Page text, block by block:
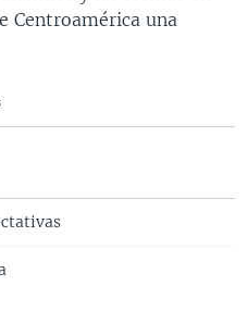
Centroamérica una